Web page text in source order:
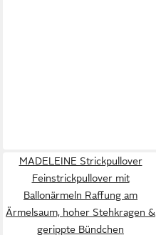
MADELEINE Strickpullover
Feinstrickpullover mit
Ballonärmeln Raffung am
Ärmelsaum, hoher Stehkragen &
gerippte Bündchen